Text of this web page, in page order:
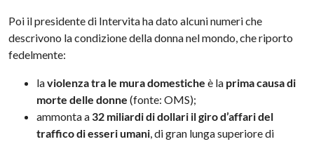
Poi il presidente di Intervita ha dato alcuni numeri che
descrivono la condizione della donna nel mondo, che riporto
fedelmente:
laviolenza tra le mura domestiche è la prima causa di
morte delle donne (fonte: OMS);
ammonta a 32 miliardi di dollari il giro d’affari del
traffico di esseri umani , di gran lunga superiore di